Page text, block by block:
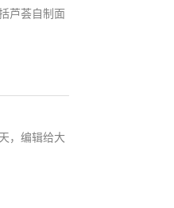
芦荟自制面
，编辑给大